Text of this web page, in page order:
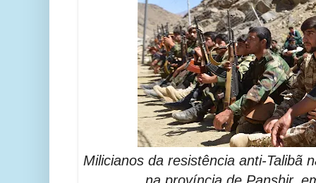
Milicianos da resistência anti-Talibã